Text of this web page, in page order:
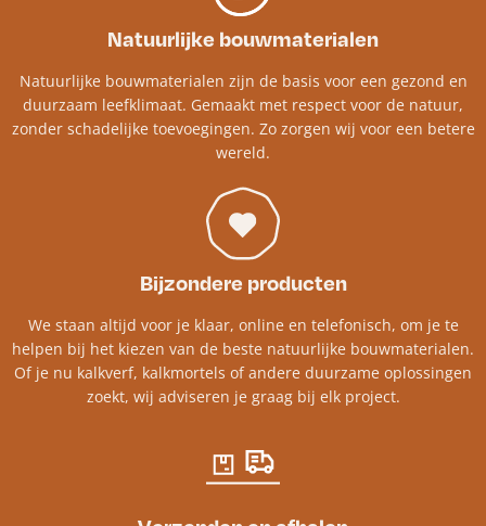
Natuurlijke bouwmaterialen
Natuurlijke bouwmaterialen zijn de basis voor een gezond en
duurzaam leefklimaat. Gemaakt met respect voor de natuur,
zonder schadelijke toevoegingen. Zo zorgen wij voor een betere
wereld.
Bijzondere producten
We staan altijd voor je klaar, online en telefonisch, om je te
helpen bij het kiezen van de beste natuurlijke bouwmaterialen.
Of je nu kalkverf, kalkmortels of andere duurzame oplossingen
zoekt, wij adviseren je graag bij elk project.​